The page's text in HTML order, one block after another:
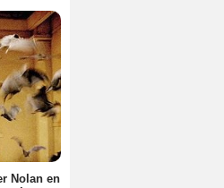
Nolan en